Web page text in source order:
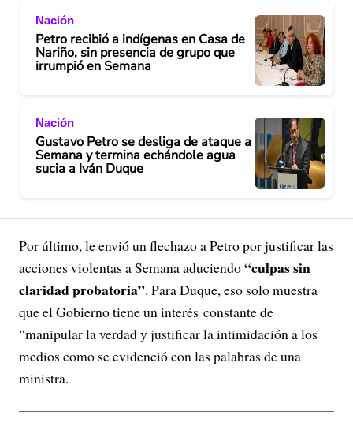
Nación
Petro recibió a indígenas en Casa de
Nariño, sin presencia de grupo que
irrumpió en Semana
Nación
Gustavo Petro se desliga de ataque a
Semana y termina echándole agua
sucia a Iván Duque
Por último, le envió un flechazo a Petro por justificar las
acciones violentas a Semana aduciendo“culpas sin
claridad probatoria”. Para Duque, eso solo muestra
que el Gobierno tiene un interés constante de
“manipular la verdad y justificar la intimidación a los
medios como se evidenció con las palabras de una
ministra.